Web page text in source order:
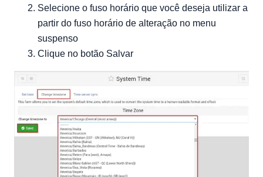
Selecione o fuso horário que você deseja utilizar a
partir do fuso horário de alteração no menu
suspenso
Clique no botão Salvar